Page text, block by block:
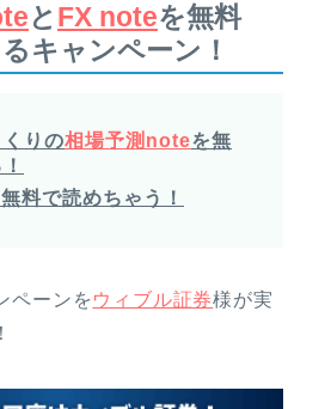
とFX noteを無料
キャンペーン！
りの相場予測noteを無
無料で読めちゃう！
ペーンを ウィブル証券様が実